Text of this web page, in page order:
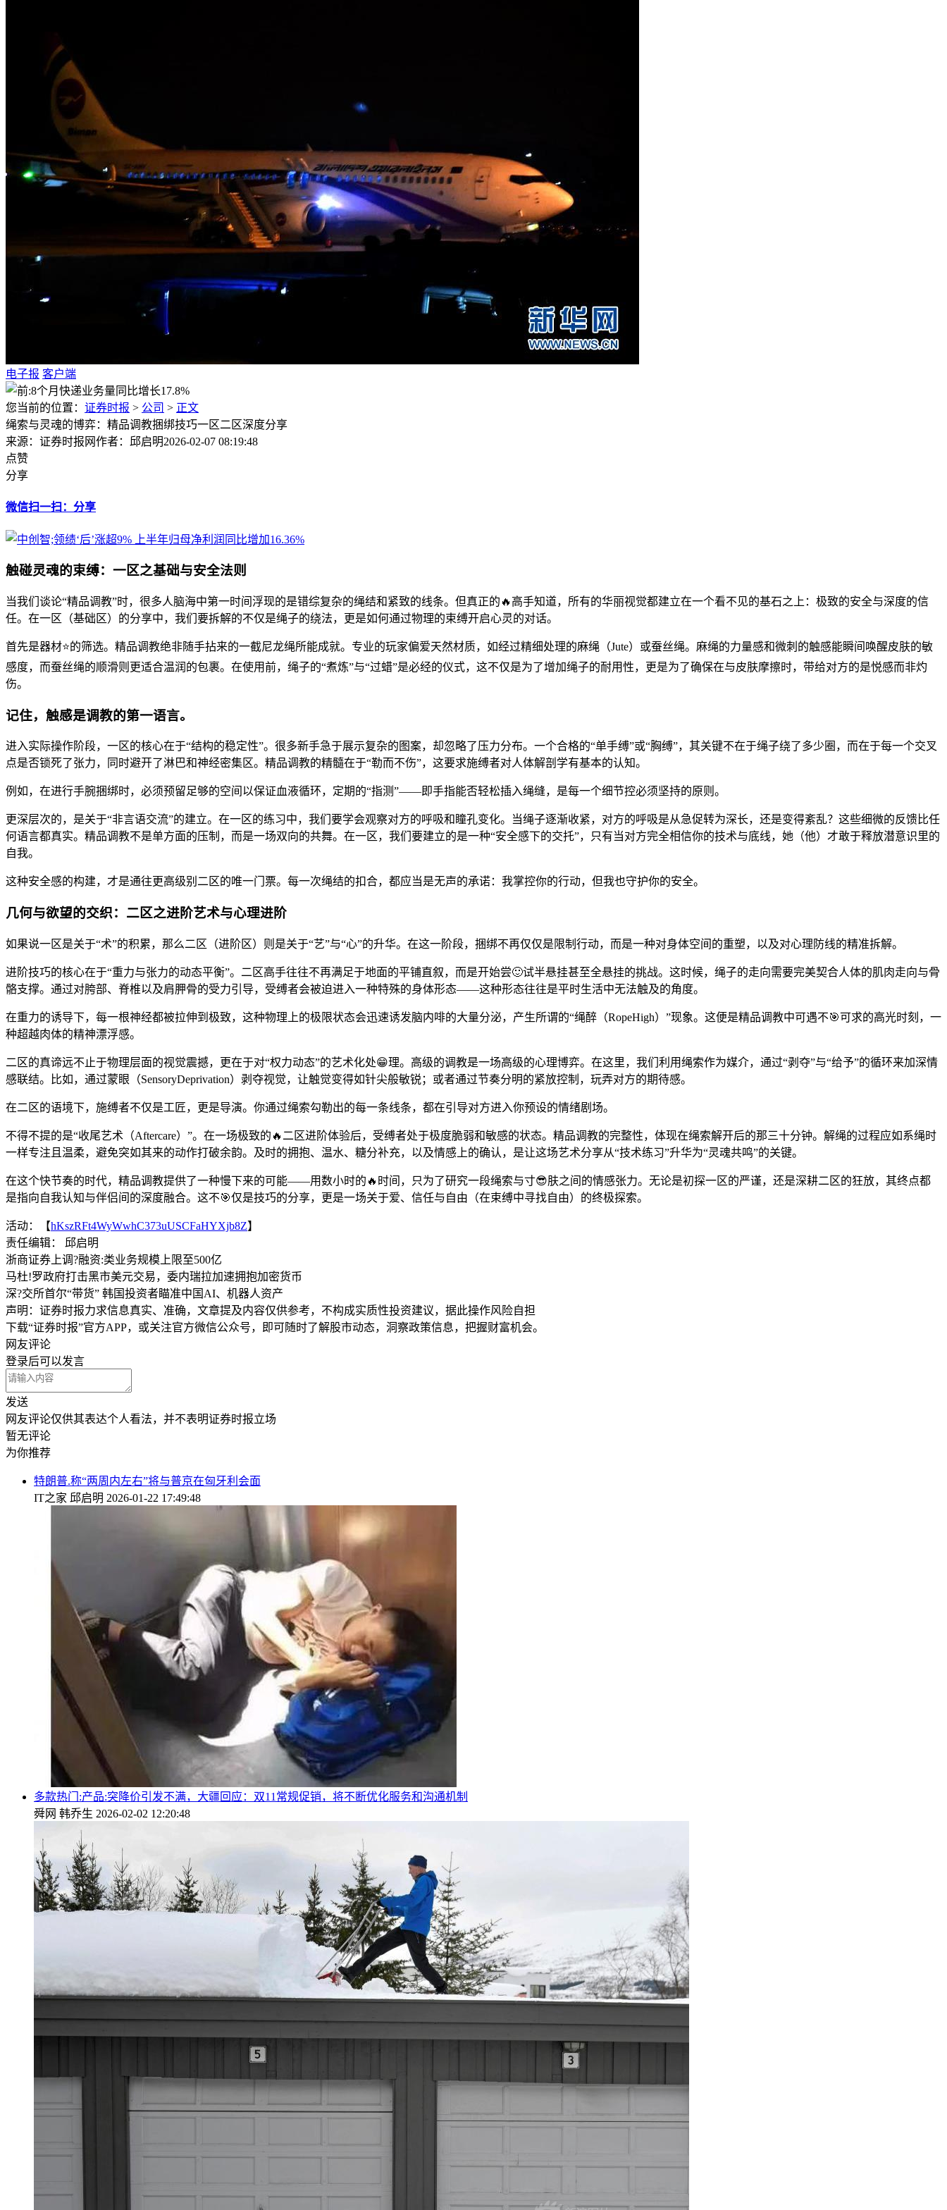
电子报 客户端
您当前的位置： 证券时报 > 公司 > 正文
绳索与灵魂的博弈：精品调教捆绑技巧一区二区深度分享
来源：证券时报网作者：邱启明2026-02-07 08:19:48
点赞
分享
微信扫一扫：分享
触碰灵魂的束缚：一区之基础与安全法则
当我们谈论“精品调教”时，很多人脑海中第一时间浮现的是错综复杂的绳结和紧致的线条。但真正的🔥高手知道，所有的华丽视觉都建立在一个看不见的基石之上：极致的安全与深度的信
任。在一区（基础区）的分享中，我们要拆解的不仅是绳子的绕法，更是如何通过物理的束缚开启心灵的对话。
首先是器材⭐的筛选。精品调教绝非随手拈来的一截尼龙绳所能成就。专业的玩家偏爱天然材质，如经过精细处理的麻绳（Jute）或蚕丝绳。麻绳的力量感和微刺的触感能瞬间唤醒皮肤的敏
感度，而蚕丝绳的顺滑则更适合温润的包裹。在使用前，绳子的“煮炼”与“过蜡”是必经的仪式，这不仅是为了增加绳子的耐用性，更是为了确保在与皮肤摩擦时，带给对方的是悦感而非灼
伤。
记住，触感是调教的第一语言。
进入实际操作阶段，一区的核心在于“结构的稳定性”。很多新手急于展示复杂的图案，却忽略了压力分布。一个合格的“单手缚”或“胸缚”，其关键不在于绳子绕了多少圈，而在于每一个交叉
点是否锁死了张力，同时避开了淋巴和神经密集区。精品调教的精髓在于“勒而不伤”，这要求施缚者对人体解剖学有基本的认知。
例如，在进行手腕捆绑时，必须预留足够的空间以保证血液循环，定期的“指测”——即手指能否轻松插入绳缝，是每一个细节控必须坚持的原则。
更深层次的，是关于“非言语交流”的建立。在一区的练习中，我们要学会观察对方的呼吸和瞳孔变化。当绳子逐渐收紧，对方的呼吸是从急促转为深长，还是变得紊乱？这些细微的反馈比任
何语言都真实。精品调教不是单方面的压制，而是一场双向的共舞。在一区，我们要建立的是一种“安全感下的交托”，只有当对方完全相信你的技术与底线，她（他）才敢于释放潜意识里的
自我。
这种安全感的构建，才是通往更高级别二区的唯一门票。每一次绳结的扣合，都应当是无声的承诺：我掌控你的行动，但我也守护你的安全。
几何与欲望的交织：二区之进阶艺术与心理进阶
如果说一区是关于“术”的积累，那么二区（进阶区）则是关于“艺”与“心”的升华。在这一阶段，捆绑不再仅仅是限制行动，而是一种对身体空间的重塑，以及对心理防线的精准拆解。
进阶技巧的核心在于“重力与张力的动态平衡”。二区高手往往不再满足于地面的平铺直叙，而是开始尝🙂试半悬挂甚至全悬挂的挑战。这时候，绳子的走向需要完美契合人体的肌肉走向与骨
骼支撑。通过对胯部、脊椎以及肩胛骨的受力引导，受缚者会被迫进入一种特殊的身体形态——这种形态往往是平时生活中无法触及的角度。
在重力的诱导下，每一根神经都被拉伸到极致，这种物理上的极限状态会迅速诱发脑内啡的大量分泌，产生所谓的“绳醉（RopeHigh）”现象。这便是精品调教中可遇不🎯可求的高光时刻，一
种超越肉体的精神漂浮感。
二区的真谛远不止于物理层面的视觉震撼，更在于对“权力动态”的艺术化处😁理。高级的调教是一场高级的心理博弈。在这里，我们利用绳索作为媒介，通过“剥夺”与“给予”的循环来加深情
感联结。比如，通过蒙眼（SensoryDeprivation）剥夺视觉，让触觉变得如针尖般敏锐；或者通过节奏分明的紧放控制，玩弄对方的期待感。
在二区的语境下，施缚者不仅是工匠，更是导演。你通过绳索勾勒出的每一条线条，都在引导对方进入你预设的情绪剧场。
不得不提的是“收尾艺术（Aftercare）”。在一场极致的🔥二区进阶体验后，受缚者处于极度脆弱和敏感的状态。精品调教的完整性，体现在绳索解开后的那三十分钟。解绳的过程应如系绳时
一样专注且温柔，避免突如其来的动作打破余韵。及时的拥抱、温水、糖分补充，以及情感上的确认，是让这场艺术分享从“技术练习”升华为“灵魂共鸣”的关键。
在这个快节奏的时代，精品调教提供了一种慢下来的可能——用数小时的🔥时间，只为了研究一段绳索与寸😎肤之间的情感张力。无论是初探一区的严谨，还是深耕二区的狂放，其终点都
是指向自我认知与伴侣间的深度融合。这不🎯仅是技巧的分享，更是一场关于爱、信任与自由（在束缚中寻找自由）的终极探索。
活动：【hKszRFt4WyWwhC373uUSCFaHYXjb8Z】
责任编辑： 邱启明
浙商证券上调?融资:类业务规模上限至500亿
马杜!罗政府打击黑市美元交易，委内瑞拉加速拥抱加密货币
深?交所首尔“带货” 韩国投资者瞄准中国AI、机器人资产
声明：证券时报力求信息真实、准确，文章提及内容仅供参考，不构成实质性投资建议，据此操作风险自担
下载“证券时报”官方APP，或关注官方微信公众号，即可随时了解股市动态，洞察政策信息，把握财富机会。
网友评论
登录后可以发言
发送
网友评论仅供其表达个人看法，并不表明证券时报立场
暂无评论
为你推荐
特朗普.称“两周内左右”将与普京在匈牙利会面
IT之家 邱启明 2026-01-22 17:49:48
多款热门:产品:突降价引发不满，大疆回应：双11常规促销，将不断优化服务和沟通机制
舜网 韩乔生 2026-02-02 12:20:48